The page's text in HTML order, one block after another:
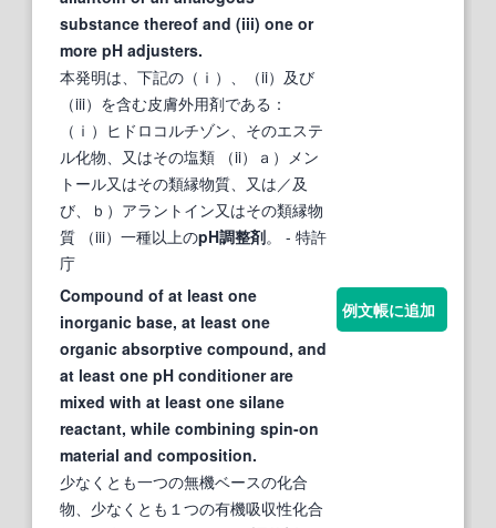
substance thereof and (iii) one or
more pH adjusters.
本発明は、下記の（ｉ）、（ii）及び
（iii）を含む皮膚外用剤である：
（ｉ）ヒドロコルチゾン、そのエステ
ル化物、又はその塩類 （ii）ａ）メン
トール又はその類縁物質、又は／及
び、ｂ）アラントイン又はその類縁物
質 （iii）一種以上のpH調整剤。
- 特許
庁
Compound of at least one
inorganic base, at least one
organic absorptive compound, and
at least one pH conditioner are
mixed with at least one silane
reactant, while combining spin-on
material and composition.
少なくとも一つの無機ベースの化合
物、少なくとも１つの有機吸収性化合
例文帳に追加